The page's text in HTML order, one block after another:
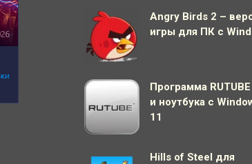
Angry Birds 2 –
игры для ПК с
Программа
и ноутбука с
11
Hills of Steel для